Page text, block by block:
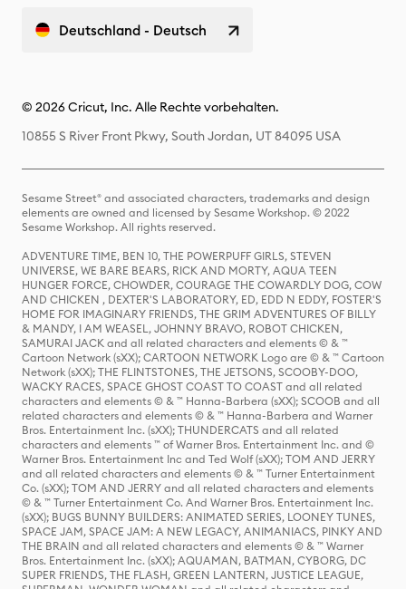
Deutschland - Deutsch
© 2026 Cricut, Inc. Alle Rechte vorbehalten.
10855 S River Front Pkwy, South Jordan, UT 84095 USA
Sesame Street® and associated characters, trademarks and design
elements are owned and licensed by Sesame Workshop. © 2022
Sesame Workshop. All rights reserved.
ADVENTURE TIME, BEN 10, THE POWERPUFF GIRLS, STEVEN
UNIVERSE, WE BARE BEARS, RICK AND MORTY, AQUA TEEN
HUNGER FORCE, CHOWDER, COURAGE THE COWARDLY DOG, COW
AND CHICKEN , DEXTER'S LABORATORY, ED, EDD N EDDY, FOSTER'S
HOME FOR IMAGINARY FRIENDS, THE GRIM ADVENTURES OF BILLY
& MANDY, I AM WEASEL, JOHNNY BRAVO, ROBOT CHICKEN,
SAMURAI JACK and all related characters and elements © & ™
Cartoon Network (sXX); CARTOON NETWORK Logo are © & ™ Cartoon
Network (sXX); THE FLINTSTONES, THE JETSONS, SCOOBY-DOO,
WACKY RACES, SPACE GHOST COAST TO COAST and all related
characters and elements © & ™ Hanna-Barbera (sXX); SCOOB and all
related characters and elements © & ™ Hanna-Barbera and Warner
Bros. Entertainment Inc. (sXX); THUNDERCATS and all related
characters and elements ™ of Warner Bros. Entertainment Inc. and ©
Warner Bros. Entertainment Inc and Ted Wolf (sXX); TOM AND JERRY
and all related characters and elements © & ™ Turner Entertainment
Co. (sXX); TOM AND JERRY and all related characters and elements
© & ™ Turner Entertainment Co. And Warner Bros. Entertainment Inc.
(sXX); BUGS BUNNY BUILDERS: ANIMATED SERIES, LOONEY TUNES,
SPACE JAM, SPACE JAM: A NEW LEGACY, ANIMANIACS, PINKY AND
THE BRAIN and all related characters and elements © & ™ Warner
Bros. Entertainment Inc. (sXX); AQUAMAN, BATMAN, CYBORG, DC
SUPER FRIENDS, THE FLASH, GREEN LANTERN, JUSTICE LEAGUE,